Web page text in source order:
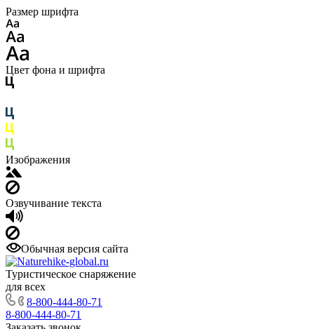
Размер шрифта
Цвет фона и шрифта
Изображения
Озвучивание текста
Обычная версия сайта
Туристическое снаряжение
для всех
8-800-444-80-71
8-800-444-80-71